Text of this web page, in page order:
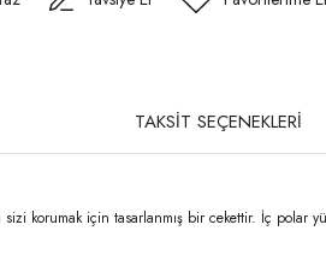
TAKSİT SEÇENEKLERİ
korumak için tasarlanmış bir cekettir. İç polar